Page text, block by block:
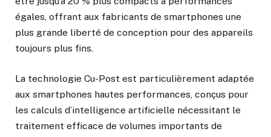
égales, offrant aux fabricants de smartphones une
plus grande liberté de conception pour des appareils
toujours plus fins.
La technologie Cu-Post est particulièrement adaptée
aux smartphones hautes performances, conçus pour
les calculs d’intelligence artificielle nécessitant le
traitement efficace de volumes importants de